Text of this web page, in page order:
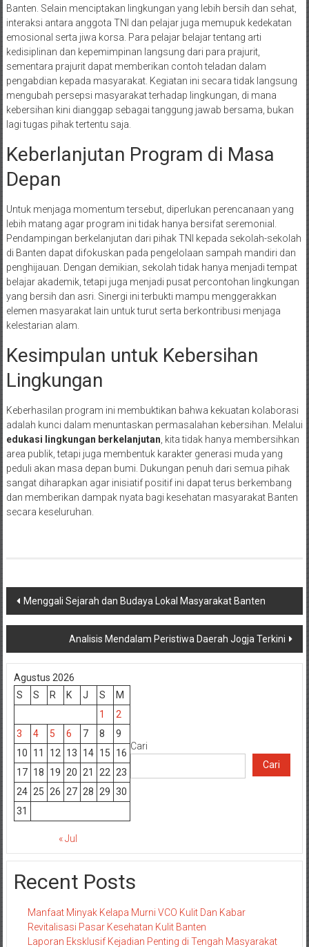
Banten. Selain menciptakan lingkungan yang lebih bersih dan sehat,
interaksi antara anggota TNI dan pelajar juga memupuk kedekatan
emosional serta jiwa korsa. Para pelajar belajar tentang arti
kedisiplinan dan kepemimpinan langsung dari para prajurit,
sementara prajurit dapat memberikan contoh teladan dalam
pengabdian kepada masyarakat. Kegiatan ini secara tidak langsung
mengubah persepsi masyarakat terhadap lingkungan, di mana
kebersihan kini dianggap sebagai tanggung jawab bersama, bukan
lagi tugas pihak tertentu saja.
Keberlanjutan Program di Masa
Depan
Untuk menjaga momentum tersebut, diperlukan perencanaan yang
lebih matang agar program ini tidak hanya bersifat seremonial.
Pendampingan berkelanjutan dari pihak TNI kepada sekolah-sekolah
di Banten dapat difokuskan pada pengelolaan sampah mandiri dan
penghijauan. Dengan demikian, sekolah tidak hanya menjadi tempat
belajar akademik, tetapi juga menjadi pusat percontohan lingkungan
yang bersih dan asri. Sinergi ini terbukti mampu menggerakkan
elemen masyarakat lain untuk turut serta berkontribusi menjaga
kelestarian alam.
Kesimpulan untuk Kebersihan
Lingkungan
Keberhasilan program ini membuktikan bahwa kekuatan kolaborasi
adalah kunci dalam menuntaskan permasalahan kebersihan. Melalui
edukasi lingkungan berkelanjutan , kita tidak hanya membersihkan
area publik, tetapi juga membentuk karakter generasi muda yang
peduli akan masa depan bumi. Dukungan penuh dari semua pihak
sangat diharapkan agar inisiatif positif ini dapat terus berkembang
dan memberikan dampak nyata bagi kesehatan masyarakat Banten
secara keseluruhan.
Navigasi
pos
Menggali Sejarah dan Budaya Lokal Masyarakat Banten
Analisis Mendalam Peristiwa Daerah Jogja Terkini
Agustus 2026
S
S R K J S
M
1
2
3
4 5 6 7 8
9
10
11 12 13 14 15
16
17 18 19 20 21 22
23
24 25 26 27 28 29 30
31
« Jul
Cari
Cari
Recent Posts
Manfaat Minyak Kelapa Murni VCO Kulit Dan Kabar
Revitalisasi Pasar Kesehatan Kulit Banten
Laporan Eksklusif Kejadian Penting di Tengah Masyarakat